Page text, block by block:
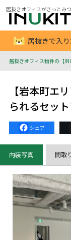
居抜きオフィスがきっとみ
居抜きで入
居抜きオフィス物件の【
【岩本町エ
られるセッ
内装写真 間取